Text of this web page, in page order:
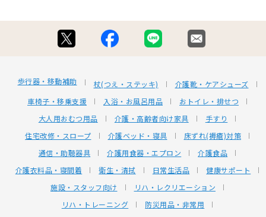
歩行器・移動補助 杖(つえ・ステッキ)
介護靴・ケアシューズ
車椅子・移乗支援
入浴・お風呂用品
おトイレ・排せつ
大人用おむつ用品
介護・高齢者向け家具
手すり
住宅改修・スロープ
介護ベッド・寝具
床ずれ(褥瘡)対策
通信・助聴器具
介護用食器・エプロン
介護食品
介護衣料品・寝間着
衛生・清拭 日常生活品
健康サポート
施設・スタッフ向け
リハ・レクリエーション
リハ・トレーニング
防災用品・非常用